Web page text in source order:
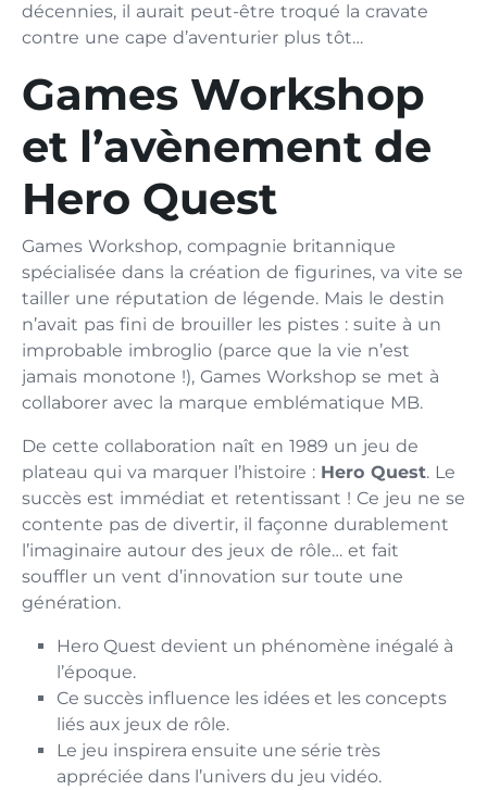
décennies, il aurait peut-être troqué la cravate
contre une cape d’aventurier plus tôt…
Games Workshop
et l’avènement de
Hero Quest
Games Workshop, compagnie britannique
spécialisée dans la création de figurines, va vite se
tailler une réputation de légende. Mais le destin
n’avait pas fini de brouiller les pistes : suite à un
improbable imbroglio (parce que la vie n’est
jamais monotone !), Games Workshop se met à
collaborer avec la marque emblématique MB.
De cette collaboration naît en 1989 un jeu de
plateau qui va marquer l’histoire : Hero Quest. Le
succès est immédiat et retentissant ! Ce jeu ne se
contente pas de divertir, il façonne durablement
l’imaginaire autour des jeux de rôle… et fait
souffler un vent d’innovation sur toute une
génération.
Hero Quest devient un phénomène inégalé à
l’époque.
Ce succès influence les idées et les concepts
liés aux jeux de rôle.
Le jeu inspirera ensuite une série très
appréciée dans l’univers du jeu vidéo.